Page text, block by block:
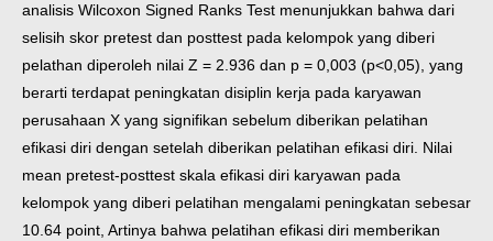
analisis Wilcoxon Signed Ranks Test menunjukkan bahwa dari
selisih skor pretest dan posttest pada kelompok yang diberi
pelathan diperoleh nilai Z = 2.936 dan p = 0,003 (p<0,05), yang
berarti terdapat peningkatan disiplin kerja pada karyawan
perusahaan X yang signifikan sebelum diberikan pelatihan
efikasi diri dengan setelah diberikan pelatihan efikasi diri. Nilai
mean pretest-posttest skala efikasi diri karyawan pada
kelompok yang diberi pelatihan mengalami peningkatan sebesar
10.64 point, Artinya bahwa pelatihan efikasi diri memberikan